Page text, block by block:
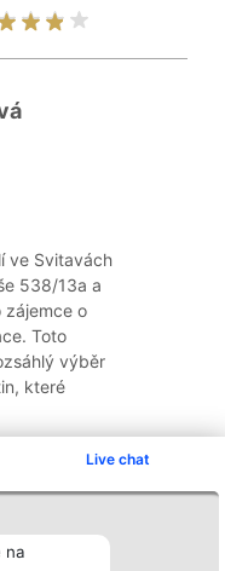
Live chat
na
ve Svitavách
538/13a a
zájemce o
Toto
výběr
které